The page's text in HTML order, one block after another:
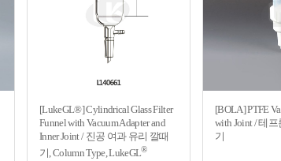
[LukeGL®] Cylindrical Glass Filter
Funnel with Vacuum Adapter and
Inner Joint / 진공 여과 유리 깔때
기, Column Type, LukeGL®
[BOLA] PTFE
with Joint / 테
기